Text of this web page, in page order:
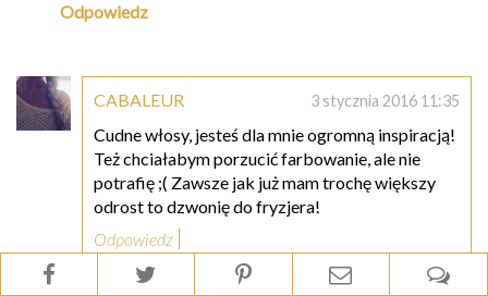
Odpowiedz
CABALEUR 3 stycznia 2016 11:35
Cudne włosy, jesteś dla mnie ogromną inspiracją!
Też chciałabym porzucić farbowanie, ale nie
potrafię ;( Zawsze jak już mam trochę większy
odrost to dzwonię do fryzjera!
Odpowiedz